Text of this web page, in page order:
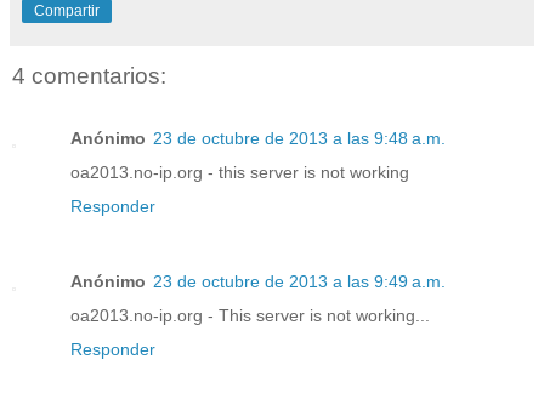
Compartir
4 comentarios:
Anónimo 23 de octubre de 2013 a las 9:48 a.m.
oa2013.no-ip.org - this server is not working
Responder
Anónimo 23 de octubre de 2013 a las 9:49 a.m.
oa2013.no-ip.org - This server is not working...
Responder